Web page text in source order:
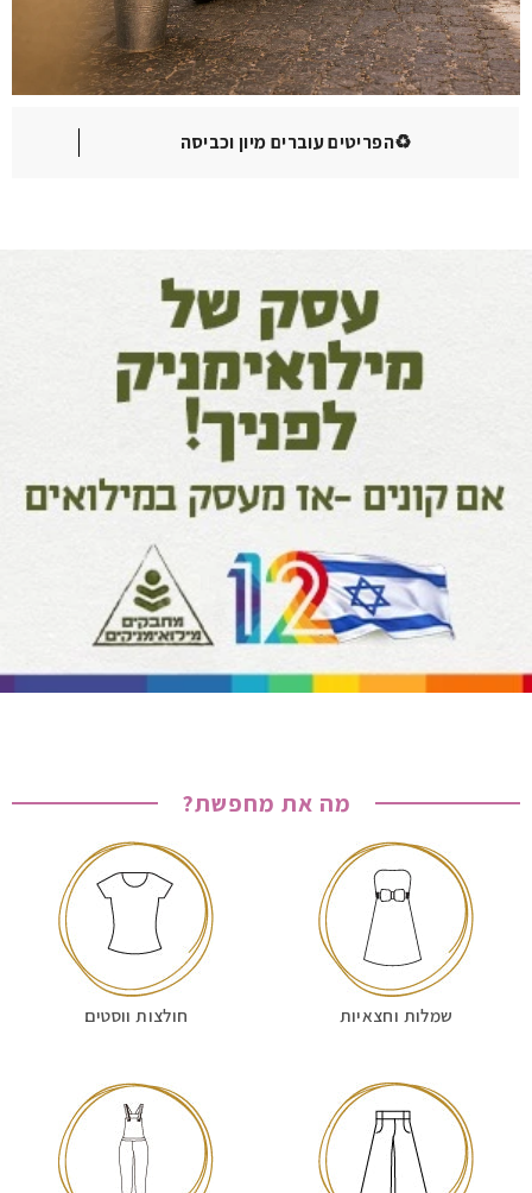
♻️הפריטים עוברים מיון וכביסה
מה את מחפשת?
שמלות וחצאיות חולצות ווסטים